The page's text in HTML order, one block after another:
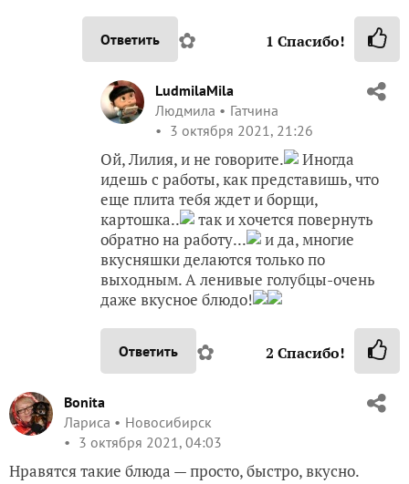
Ответить ✿ 1 Спасибо!
LudmilaMila
Людмила
Гатчина
3 октября 2021, 21:26
Ой, Лилия, и не говорите.
Иногда
идешь с работы, как представишь, что
еще плита тебя ждет и борщи,
картошка..
так и хочется повернуть
обратно на работу...
и да, многие
вкусняшки делаются только по
выходным. А ленивые голубцы-очень
даже вкусное блюдо!
Ответить ✿ 2 Спасибо!
Bonita
Лариса
Новосибирск
3 октября 2021, 04:03
Нравятся такие блюда — просто, быстро, вкусно.